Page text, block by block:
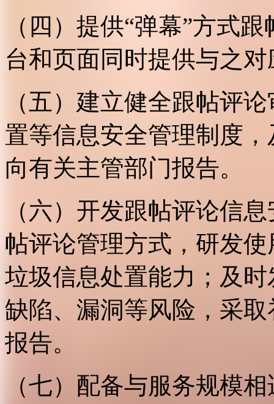
（四）提供“弹幕”方式
台和页面同时提供与之
（五）建立健全跟帖评
置等信息安全管理制度
向有关主管部门报告。
（六）开发跟帖评论信
帖评论管理方式，研发
垃圾信息处置能力；及
缺陷、漏洞等风险，采
报告。
（七）配备与服务规模